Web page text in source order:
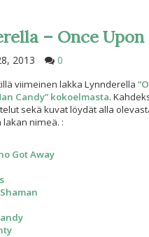
– Once
2013 0
viimeinen lakka Lynnderella
Candy” kokoelmasta.
sekä kuvat löydät alla
nimeä. :
Got Away